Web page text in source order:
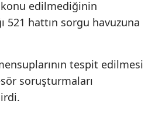
Hatay
Mersin
İstanbul
konu edilmediğinin
521 hattın sorgu havuzuna
tespit edilmesi
soruşturmaları